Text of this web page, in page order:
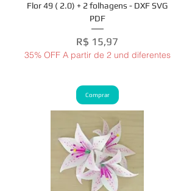
Flor 49 ( 2.0) + 2 folhagens - DXF SVG
PDF
Preço
R$ 15,97
35% OFF A partir de 2 und diferentes
Comprar